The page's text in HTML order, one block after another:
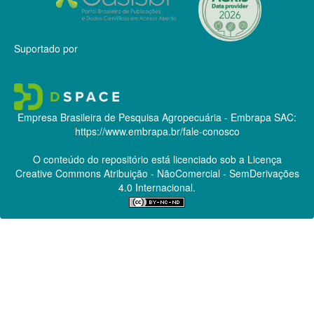
Suportado por
Empresa Brasileira de Pesquisa Agropecuária - Embrapa SAC:
https://www.embrapa.br/fale-conosco
O conteúdo do repositório está licenciado sob a Licença
Creative CommonsAtribuição - NãoComercial - SemDerivações
4.0 Internacional.